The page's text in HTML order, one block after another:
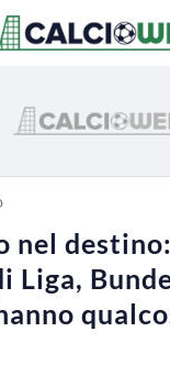
nel
Liga,